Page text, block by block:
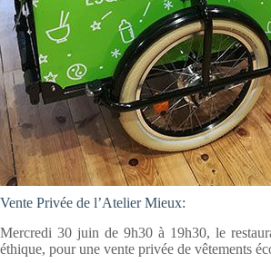
Vente Privée de l’Atelier Mieux:
Mercredi 30 juin de 9h30 à 19h30, le
éthique, pour une vente privée de vêtements